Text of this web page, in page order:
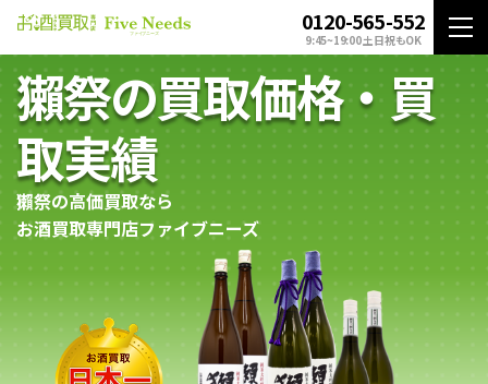
0120-565-552
9:45~19:00 土日祝もOK
獺祭の買取価格・買
取実績
獺祭の高価買取なら
お酒買取専門店ファイブニーズ